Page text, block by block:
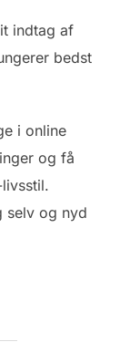
indtag af
bedst
i online
og få
selv og nyd